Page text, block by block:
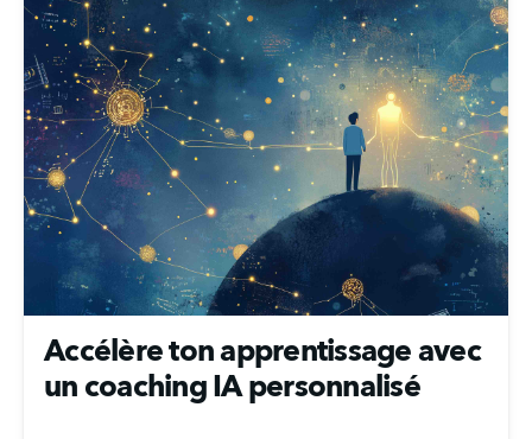
Accélère ton apprentissage avec
un coaching IA personnalisé